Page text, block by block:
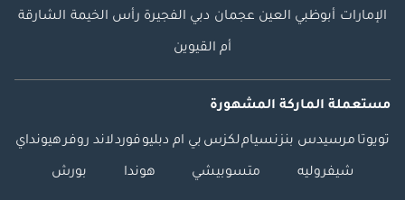
الإمارات أبوظبي العين عجمان دبي الفجيرة رأس الخيمة الشارقة
أم القيوين
مستعملة الماركة المشهورة
تويوتا مرسيدس بنزنسياملكزس بي ام دبليوفوردلاند روفرهيونداي
شيفروليه متسوبيشي هوندا بورش